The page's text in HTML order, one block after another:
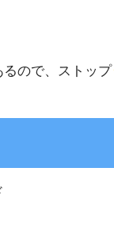
ので、ストップ